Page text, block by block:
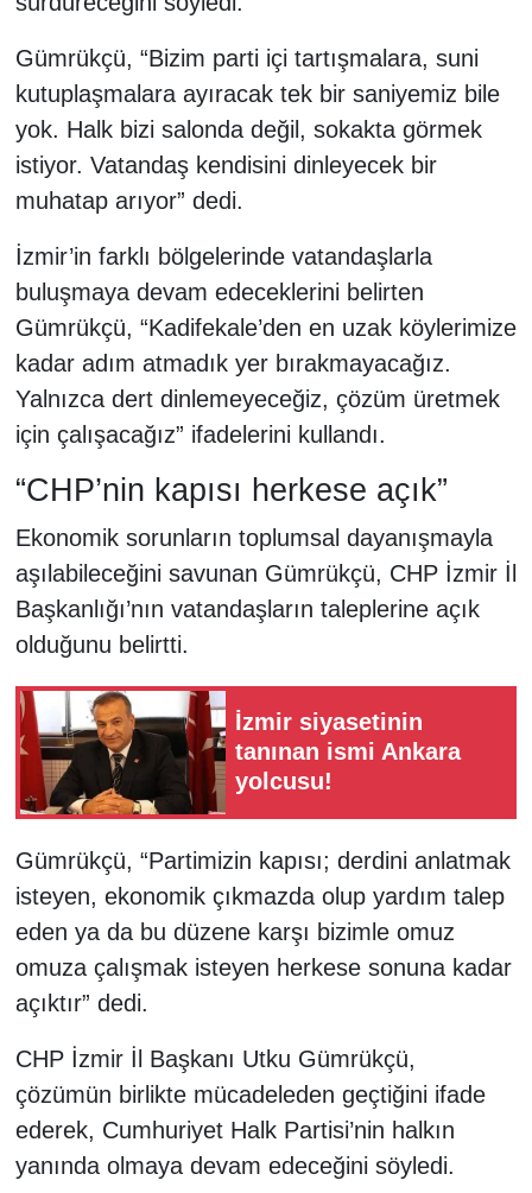
Gümrükçü, “Bizim parti içi tartışmalara, suni
kutuplaşmalara ayıracak tek bir saniyemiz bile
yok. Halk bizi salonda değil, sokakta görmek
istiyor. Vatandaş kendisini dinleyecek bir
muhatap arıyor” dedi.
İzmir’in farklı bölgelerinde vatandaşlarla
buluşmaya devam edeceklerini belirten
Gümrükçü, “Kadifekale’den en uzak köylerimize
kadar adım atmadık yer bırakmayacağız.
Yalnızca dert dinlemeyeceğiz, çözüm üretmek
için çalışacağız” ifadelerini kullandı.
“CHP’nin kapısı herkese açık”
Ekonomik sorunların toplumsal dayanışmayla
aşılabileceğini savunan Gümrükçü, CHP İzmir İl
Başkanlığı’nın vatandaşların taleplerine açık
olduğunu belirtti.
İzmir siyasetinin
tanınan ismi Ankara
yolcusu!
Gümrükçü, “Partimizin kapısı; derdini anlatmak
isteyen, ekonomik çıkmazda olup yardım talep
eden ya da bu düzene karşı bizimle omuz
omuza çalışmak isteyen herkese sonuna kadar
açıktır” dedi.
CHP İzmir İl Başkanı Utku Gümrükçü,
çözümün birlikte mücadeleden geçtiğini ifade
ederek, Cumhuriyet Halk Partisi’nin halkın
yanında olmaya devam edeceğini söyledi.